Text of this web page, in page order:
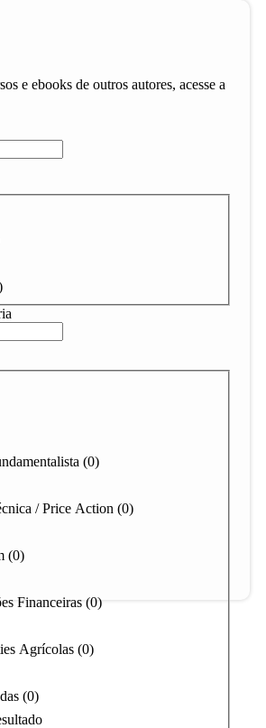
e ebooks de outros autores, acesse a
(0)
/ Price Action (0)
(0)
Financeiras (0)
Agrícolas (0)
(0)